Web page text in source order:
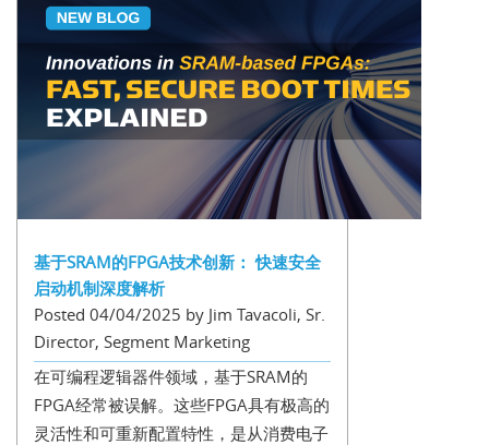
基于SRAM的FPGA技术创新： 快速安全
启动机制深度解析
Posted 04/04/2025 by Jim Tavacoli, Sr.
Director, Segment Marketing
在可编程逻辑器件领域，基于SRAM的
FPGA经常被误解。这些FPGA具有极高的
灵活性和可重新配置特性，是从消费电子